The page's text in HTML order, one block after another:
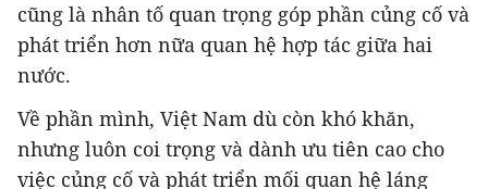
cũng là nhân tố quan trọng góp phần củng cố và
phát triển hơn nữa quan hệ hợp tác giữa hai
nước.
Về phần mình, Việt Nam dù còn khó khăn,
nhưng luôn coi trọng và dành ưu tiên cao cho
việc củng cố và phát triển mối quan hệ láng